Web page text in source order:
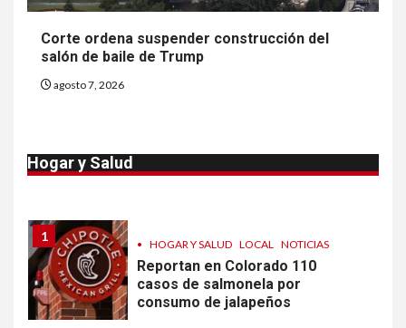
Corte ordena suspender construcción del
salón de baile de Trump
agosto 7, 2026
Hogar y Salud
NOTICIAS
Más casos de sarampión en
EEUU este año que en 2025
por parásito que causa
1
• HOGAR Y SALUD LOCAL NOTICIAS
Reportan en Colorado 110
casos de salmonela por
consumo de jalapeños